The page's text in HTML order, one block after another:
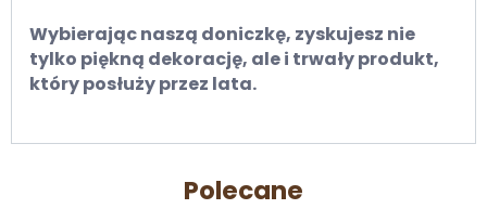
Wybierając naszą doniczkę, zyskujesz nie
tylko piękną dekorację, ale i trwały produkt,
który posłuży przez lata.
Polecane